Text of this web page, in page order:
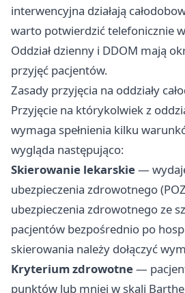
interwencyjna działają
warto potwierdzić telefonicznie
Oddział dzienny i DDOM mają
przyjęć pacjentów.
Zasady przyjęcia na oddziały
Przyjęcie na którykolwiek z
wymaga spełnienia kilku
wygląda następująco:
Skierowanie lekarskie—
ubezpieczenia zdrowotnego
ubezpieczenia zdrowotnego ze
pacjentów bezpośrednio po
skierowania należy dołączyć
Kryterium zdrowotne—
punktów lub mniej w skali